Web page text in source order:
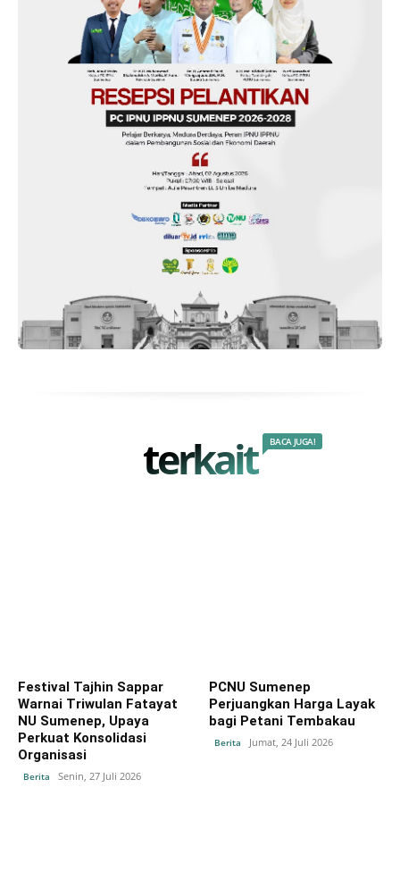
terkait BACA JUGA!
Festival Tajhin Sappar
Warnai Triwulan Fatayat
NU Sumenep, Upaya
Perkuat Konsolidasi
Organisasi
Berita Senin, 27 Juli 2026
PCNU Sumenep
Perjuangkan Harga Layak
bagi Petani Tembakau
Berita Jumat, 24 Juli 2026